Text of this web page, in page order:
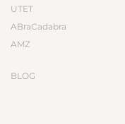
UTET
ABraCadabra
AMZ
BLOG